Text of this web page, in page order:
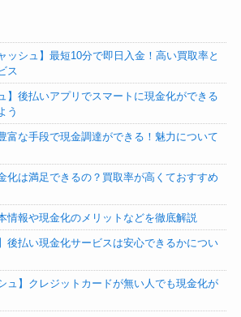
ッシュ】最短10分で即日入金！高い買取率と
ス
】後払いアプリでスマートに現金化ができる
う
富な手段で現金調達ができる！魅力について
化は満足できるの？買取率が高くておすすめ
情報や現金化のメリットなどを徹底解説
後払い現金化サービスは安心できるかについ
ュ】クレジットカードが無い人でも現金化が